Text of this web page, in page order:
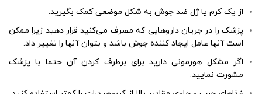
از یک کرم یا ژل ضد جوش به شکل موضعی کمک بگیرید.
پزشک را در جریان داروهایی که مصرف می‌کنید قرار دهید زیرا ممکن
است آنها عامل ایجاد کننده جوش باشد و بتوان آنها را تغییر داد.
اگر مشکل هورمونی دارید برای برطرف کردن آن حتما با پزشک
مشورت نمایید.